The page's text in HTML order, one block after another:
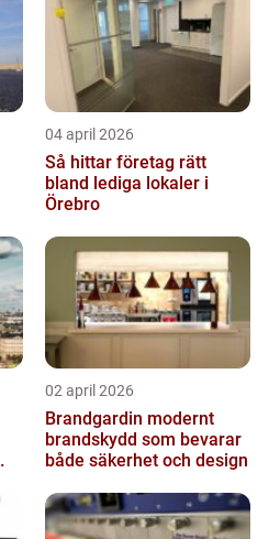
04 april 2026
Så hittar företag rätt
bland lediga lokaler i
Örebro
02 april 2026
Brandgardin modernt
brandskydd som bevarar
både säkerhet och design